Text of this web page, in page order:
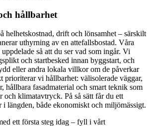
hållbarhet
helhetskostnad, drift och lönsamhet – särskilt
uthyrning av en attefallsbostad. Våra
så att du ser vad som ingår. Vi
och startbesked innan byggstart, och
eller andra lokala villkor om de påverkar
prioriterar vi hållbarhet: välisolerade väggar,
hållbara fasadmaterial och smart teknik som
och klimatavtryck. På så sätt får du ett
i längden, både ekonomiskt och miljömässigt.
ett första steg idag – fyll i vårt